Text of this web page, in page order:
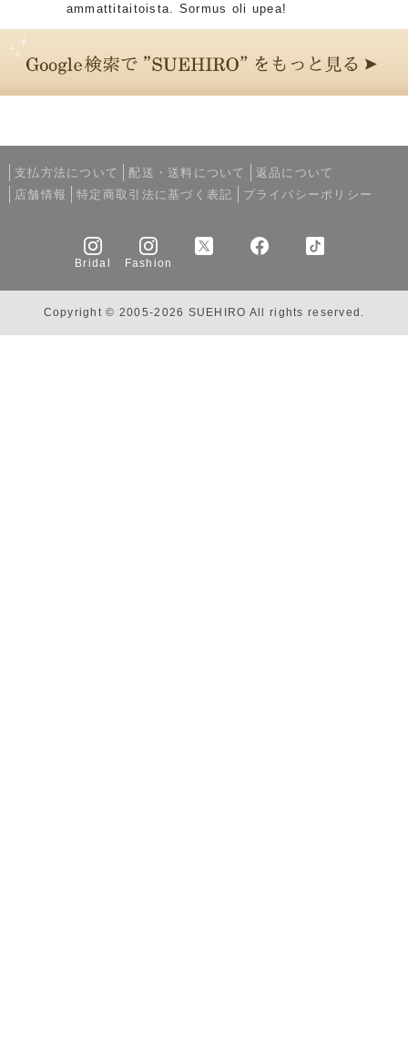
ammattitaitoista. Sormus oli upea!
支払方法について 配送・送料について
返品について
店舗情報
特定商取引法に基づく表記 プライバシーポリシー
Bridal Fashion
Copyright © 2005-2026 SUEHIRO All rights reserved.